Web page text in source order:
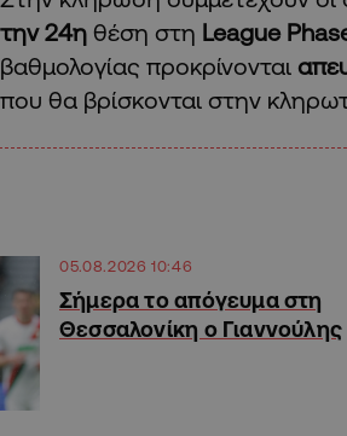
την 24η θέση στη League
βαθμολογίας προκρίνονται
που θα βρίσκονται στην
05.08.2026 10:46
Σήμερα το απόγευμα στη
Θεσσαλονίκη ο Γιαννούλης